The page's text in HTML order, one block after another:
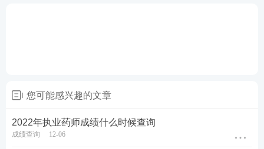
备战药师你是否遇到同样的问题：考点晦涩难懂记不
住？内容太多记不全？总之看书就会，做题不对。跟
您可能感兴趣的文章
2022年执业药师成绩什么时候查询
成绩查询 12-06